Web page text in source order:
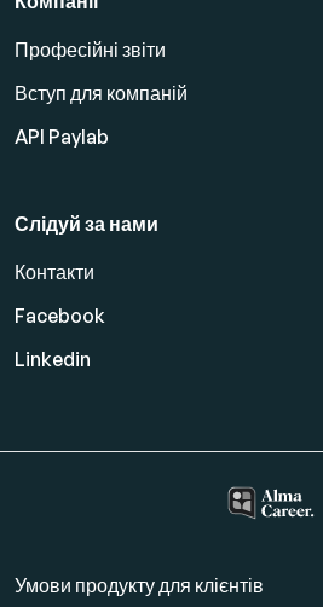
Професійні звіти
Вступ для компаній
API Paylab
Слідуй за нами
Контакти
Facebook
Linkedin
Умови продукту для клієнтів